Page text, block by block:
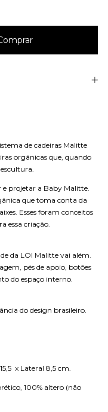
de cadeiras Malitte
orgânicas que, quando
projetar a Baby Malitte.
que toma conta da
Esses foram conceitos
essa criação.
da LOI Malitte vai além.
pés de apoio, botões
do espaço interno.
do design brasileiro.
x Lateral 8,5 cm.
100% altero (não